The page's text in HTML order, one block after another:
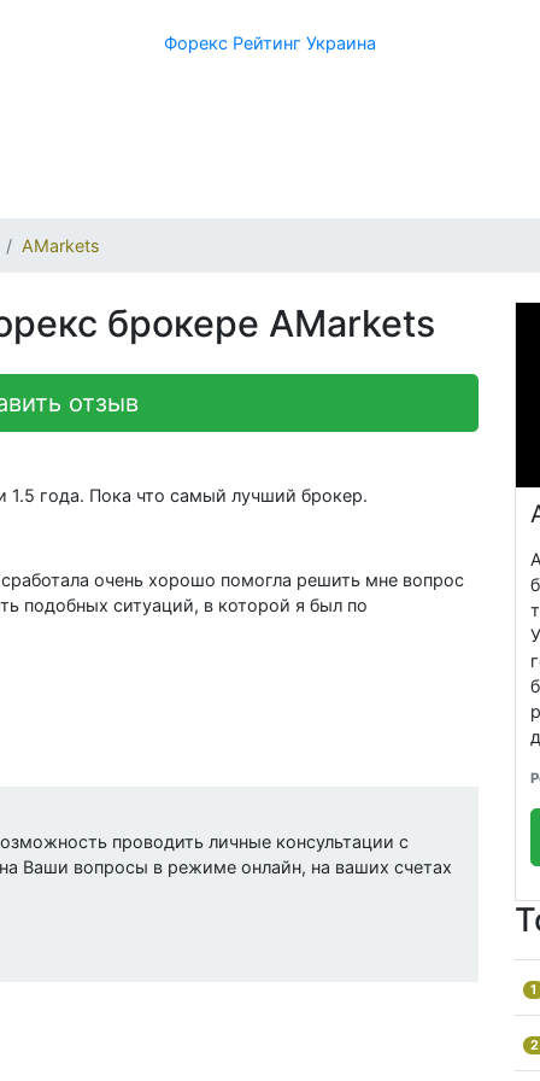
Форекс Рейтинг Украина
AMarkets
брокере AMarkets
отзыв
года. Пока что самый лучший брокер.
очень хорошо помогла решить мне вопрос
подобных ситуаций, в которой я был по
проводить личные консультации с
Ваши вопросы в режиме онлайн, на ваших счетах
1
2